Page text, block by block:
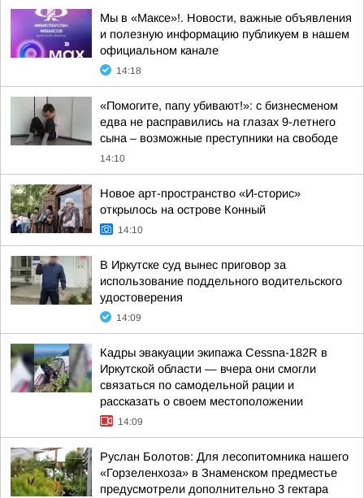
Мы в «Максе»!. Новости, важные объявления
и полезную информацию публикуем в нашем
официальном канале
14:18
«Помогите, папу убивают!»: с бизнесменом
едва не расправились на глазах 9-летнего
сына – возможные преступники на свободе
14:10
Новое арт-пространство «И-сторис»
открылось на острове Конный
14:10
В Иркутске суд вынес приговор за
использование поддельного водительского
удостоверения
14:09
Кадры эвакуации экипажа Cessna-182R в
Иркутской области — вчера они смогли
связаться по самодельной рации и
рассказать о своем местоположении
14:09
Руслан Болотов: Для лесопитомника нашего
«Горзеленхоза» в Знаменском предместье
предусмотрели дополнительно 3 гектара